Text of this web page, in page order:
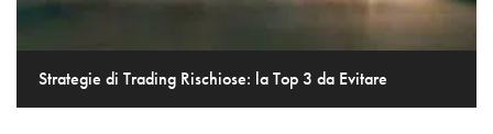
Strategie di Trading Rischiose: la Top 3 da Evitare